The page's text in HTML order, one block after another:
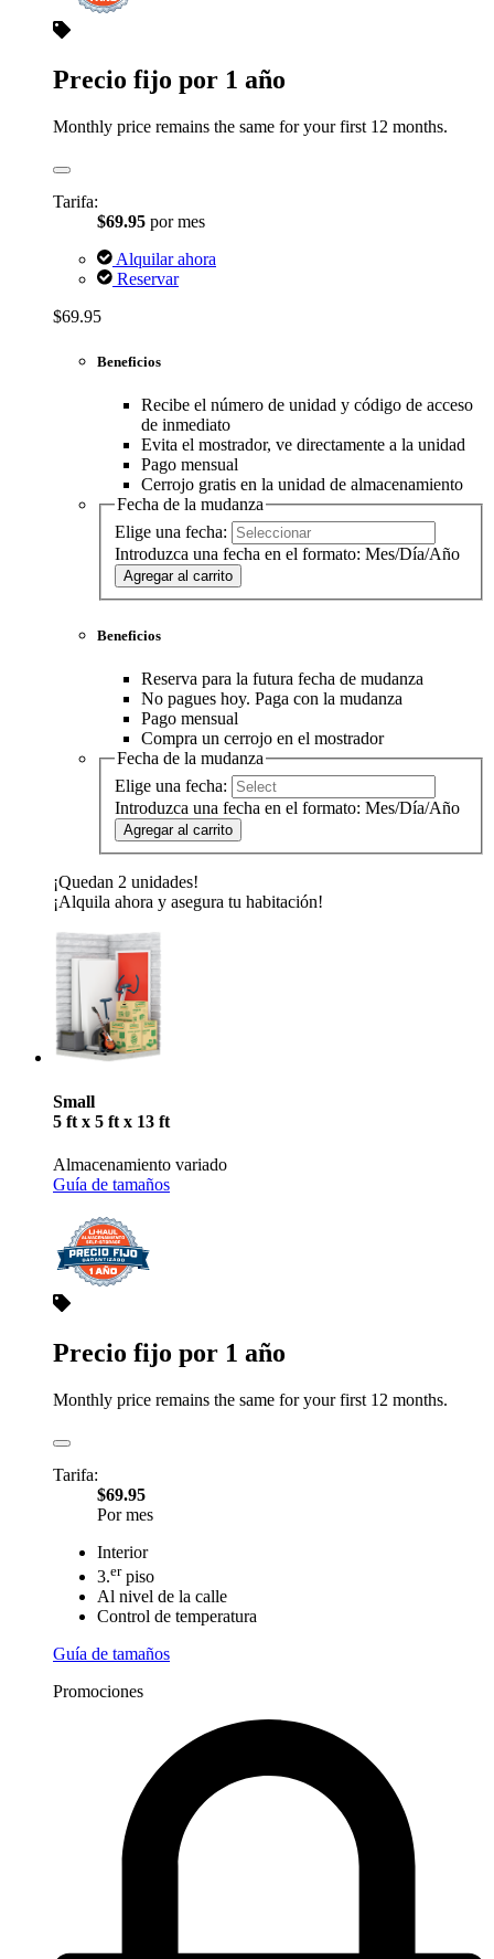
Precio fijo por 1 año
Monthly price remains the same for your first 12 months.
Tarifa:
$69.95 por mes
Alquilar ahora
Reservar
$69.95
Beneficios
Recibe el número de unidad y código de acceso
de inmediato
Evita el mostrador, ve directamente a la unidad
Pago mensual
Cerrojo gratis en la unidad de almacenamiento
Fecha de la mudanza
Elige una fecha:
Introduzca una fecha en el formato: Mes/Día/Año
Agregar al carrito
Beneficios
Reserva para la futura fecha de mudanza
No pagues hoy. Paga con la mudanza
Pago mensual
Compra un cerrojo en el mostrador
Fecha de la mudanza
Elige una fecha:
Introduzca una fecha en el formato: Mes/Día/Año
Agregar al carrito
¡Quedan 2 unidades!
¡Alquila ahora y asegura tu habitación!
Small
5 ft x 5 ft x 13 ft
Almacenamiento variado
Guía de tamaños
Precio fijo por 1 año
Monthly price remains the same for your first 12 months.
Tarifa:
$69.95
Por mes
Interior
3.erpiso
Al nivel de la calle
Control de temperatura
Guía de tamaños
Promociones